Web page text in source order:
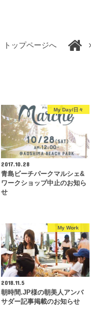
トップページへ
My Day/日々
2017.10.28
青島ビーチパークマルシェ&
ワークショップ中止のお知ら
せ
My Work
2018.11.5
朝時間.JP様の朝美人アンバ
サダー記事掲載のお知らせ